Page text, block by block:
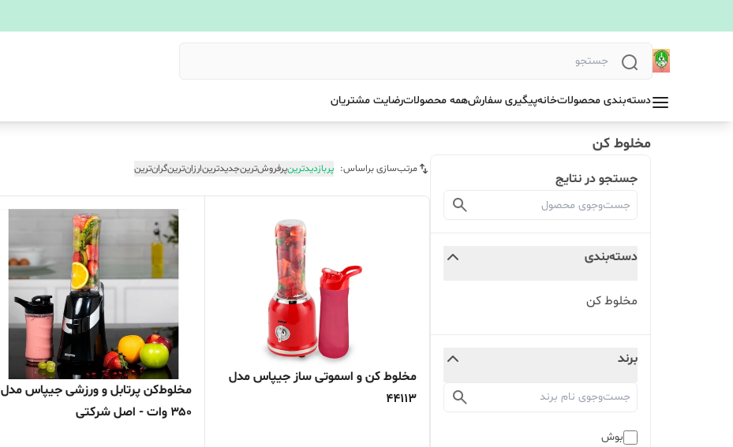
دسته‌بندی محصولاتخانهپیگیری سفارشهمه محصولاترضایت مشتریان
مخلوط کن
جستجو در نتایج
دسته‌بندی
مخلوط کن
برند
بوش
مرتب‌سازی براساس: پربازدیدترینپرفروش‌ترینجدیدترینارزان‌ترینگران‌ترین
مخلوط کن و اسموتی ساز جیپاس مدل
44113
مخلوط‌کن پرتابل و ورزشی جیپاس مدل
۳۵۰ وات - اصل شرکتی